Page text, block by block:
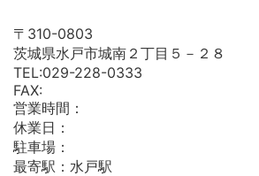
〒310-0803
茨城県水戸市城南２丁目５－２８
TEL:029-228-0333
FAX:
営業時間：
休業日：
駐車場：
最寄駅：水戸駅